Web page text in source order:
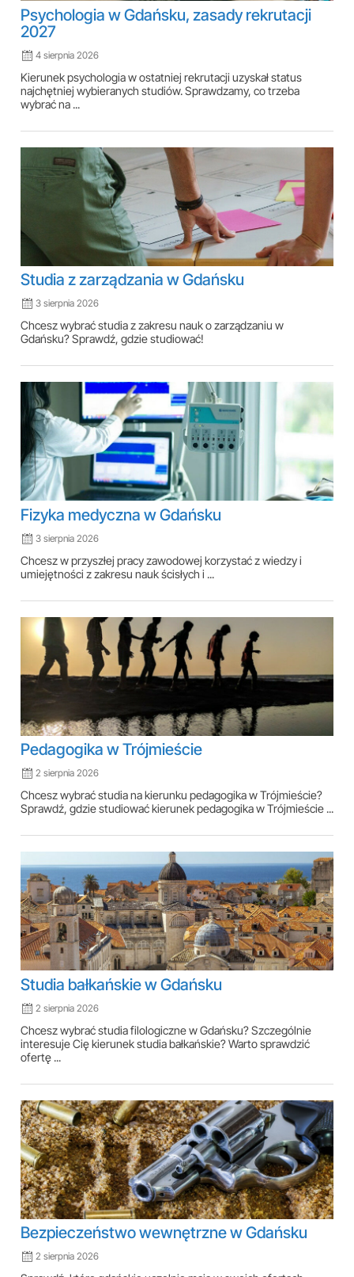
Psychologia w Gdańsku, zasady rekrutacji
2027
4 sierpnia 2026
Kierunek psychologia w ostatniej rekrutacji uzyskał status
najchętniej wybieranych studiów. Sprawdzamy, co trzeba
wybrać na ...
Studia z zarządzania w Gdańsku
3 sierpnia 2026
Chcesz wybrać studia z zakresu nauk o zarządzaniu w
Gdańsku? Sprawdź, gdzie studiować!
Fizyka medyczna w Gdańsku
3 sierpnia 2026
Chcesz w przyszłej pracy zawodowej korzystać z wiedzy i
umiejętności z zakresu nauk ścisłych i ...
Pedagogika w Trójmieście
2 sierpnia 2026
Chcesz wybrać studia na kierunku pedagogika w Trójmieście?
Sprawdź, gdzie studiować kierunek pedagogika w Trójmieście ...
Studia bałkańskie w Gdańsku
2 sierpnia 2026
Chcesz wybrać studia filologiczne w Gdańsku? Szczególnie
interesuje Cię kierunek studia bałkańskie? Warto sprawdzić
ofertę ...
Bezpieczeństwo wewnętrzne w Gdańsku
2 sierpnia 2026